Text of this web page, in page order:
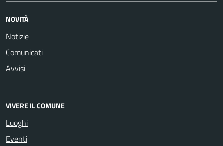
NOVITÀ
Notizie
Comunicati
Avvisi
VIVERE IL COMUNE
Luoghi
Eventi